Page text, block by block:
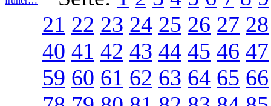
21 22 23 24 25 26 27 28
40 41 42 43 44 45 46 47
59 60 61 62 63 64 65 66